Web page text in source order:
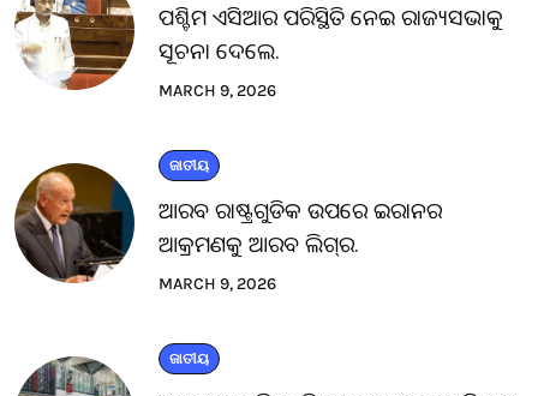
ପଶ୍ଚିମ ଏସିଆର ପରିସ୍ଥିତି ନେଇ ରାଜ୍ୟସଭାକୁ
ସୂଚନା ଦେଲେ.
MARCH 9, 2026
ଜାତୀୟ
ଆରବ ରାଷ୍ଟ୍ରଗୁଡିକ ଉପରେ ଇରାନର
ଆକ୍ରମଣକୁ ଆରବ ଲିଗ୍‌ର.
MARCH 9, 2026
ଜାତୀୟ